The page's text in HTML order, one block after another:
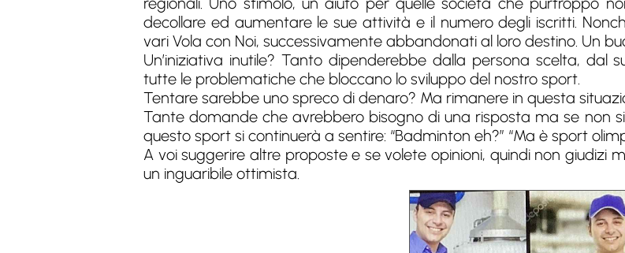
decollare ed aumentare le sue attività e il numero degli iscritti.
vari Vola con Noi, successivamente abbandonati al loro destino. Un
Un’iniziativa inutile? Tanto dipenderebbe dalla persona scelta, dal
tutte le problematiche che bloccano lo sviluppo del nostro sport.
Tentare sarebbe uno spreco di denaro? Ma rimanere in questa
Tante domande che avrebbero bisogno di una risposta ma se non
questo sport si continuerà a sentire: “Badminton eh?” “Ma è sport
A voi suggerire altre proposte e se volete opinioni, quindi non giudizi
un inguaribile ottimista.